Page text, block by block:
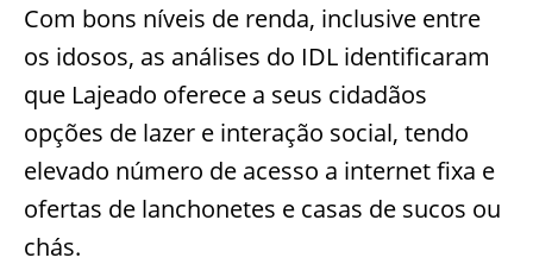
Com bons níveis de renda, inclusive entre
os idosos, as análises do IDL identificaram
que Lajeado oferece a seus cidadãos
opções de lazer e interação social, tendo
elevado número de acesso a internet fixa e
ofertas de lanchonetes e casas de sucos ou
chás.